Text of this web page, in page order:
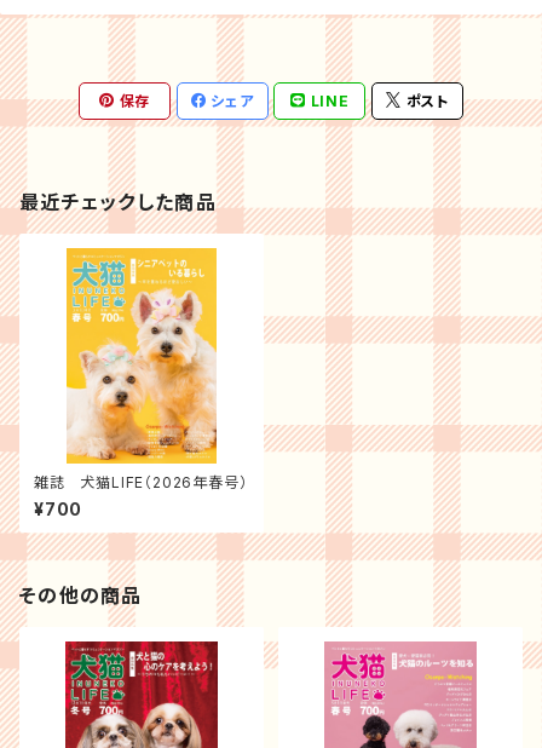
保存 シェア LINE ポスト
最近チェックした商品
雑誌 犬猫LIFE（2026年春号）
¥700
その他の商品